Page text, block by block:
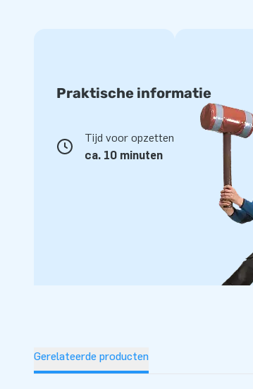
Praktische informatie
Tijd voor opzetten
ca. 10 minuten
Gerelateerde producten